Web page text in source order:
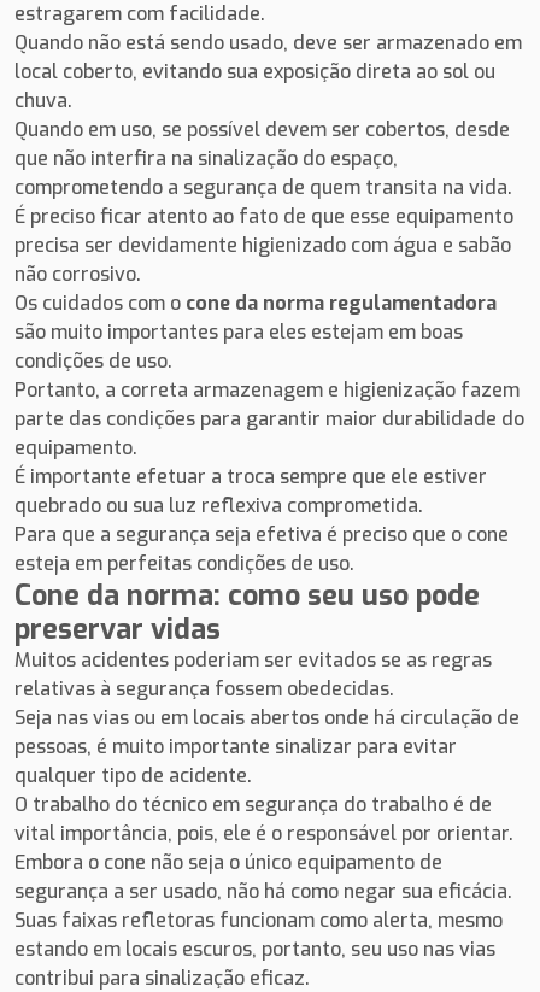
estragarem com facilidade.
Quando não está sendo usado, deve ser armazenado em
local coberto, evitando sua exposição direta ao sol ou
chuva.
Quando em uso, se possível devem ser cobertos, desde
que não interfira na sinalização do espaço,
comprometendo a segurança de quem transita na vida.
É preciso ficar atento ao fato de que esse equipamento
precisa ser devidamente higienizado com água e sabão
não corrosivo.
Os cuidados com o cone da norma regulamentadora
são muito importantes para eles estejam em boas
condições de uso.
Portanto, a correta armazenagem e higienização fazem
parte das condições para garantir maior durabilidade do
equipamento.
É importante efetuar a troca sempre que ele estiver
quebrado ou sua luz reflexiva comprometida.
Para que a segurança seja efetiva é preciso que o cone
esteja em perfeitas condições de uso.
Cone da norma: como seu uso pode
preservar vidas
Muitos acidentes poderiam ser evitados se as regras
relativas à segurança fossem obedecidas.
Seja nas vias ou em locais abertos onde há circulação de
pessoas, é muito importante sinalizar para evitar
qualquer tipo de acidente.
O trabalho do técnico em segurança do trabalho é de
vital importância, pois, ele é o responsável por orientar.
Embora o cone não seja o único equipamento de
segurança a ser usado, não há como negar sua eficácia.
Suas faixas refletoras funcionam como alerta, mesmo
estando em locais escuros, portanto, seu uso nas vias
contribui para sinalização eficaz.